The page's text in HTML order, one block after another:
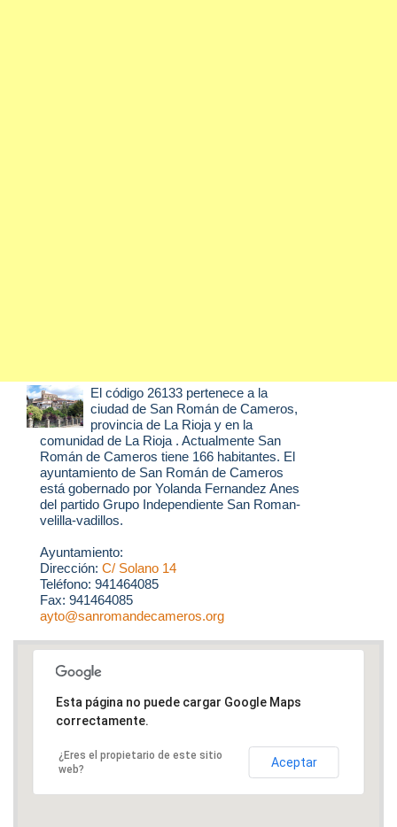
El código 26133 pertenece a la
ciudad de San Román de Cameros,
provincia de La Rioja y en la
comunidad de La Rioja . Actualmente San
Román de Cameros tiene 166 habitantes. El
ayuntamiento de San Román de Cameros
está gobernado por Yolanda Fernandez Anes
del partido Grupo Independiente San Roman-
velilla-vadillos.
Ayuntamiento:
Dirección: C/ Solano 14
Teléfono: 941464085
Fax: 941464085
ayto@sanromandecameros.org
Esta página no puede cargar Google Maps
correctamente.
¿Eres el propietario de este sitio
web?
Aceptar